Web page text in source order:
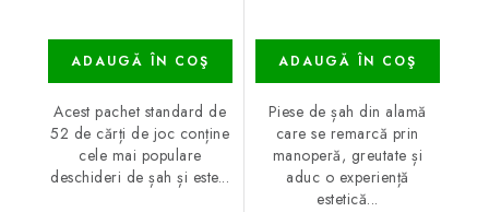
ADAUGĂ ÎN COŞ
Acest pachet standard de
52 de cărți de joc conține
cele mai populare
deschideri de șah și este...
ADAUGĂ ÎN COŞ
Piese de șah din alamă
care se remarcă prin
manoperă, greutate și
aduc o experiență
estetică...